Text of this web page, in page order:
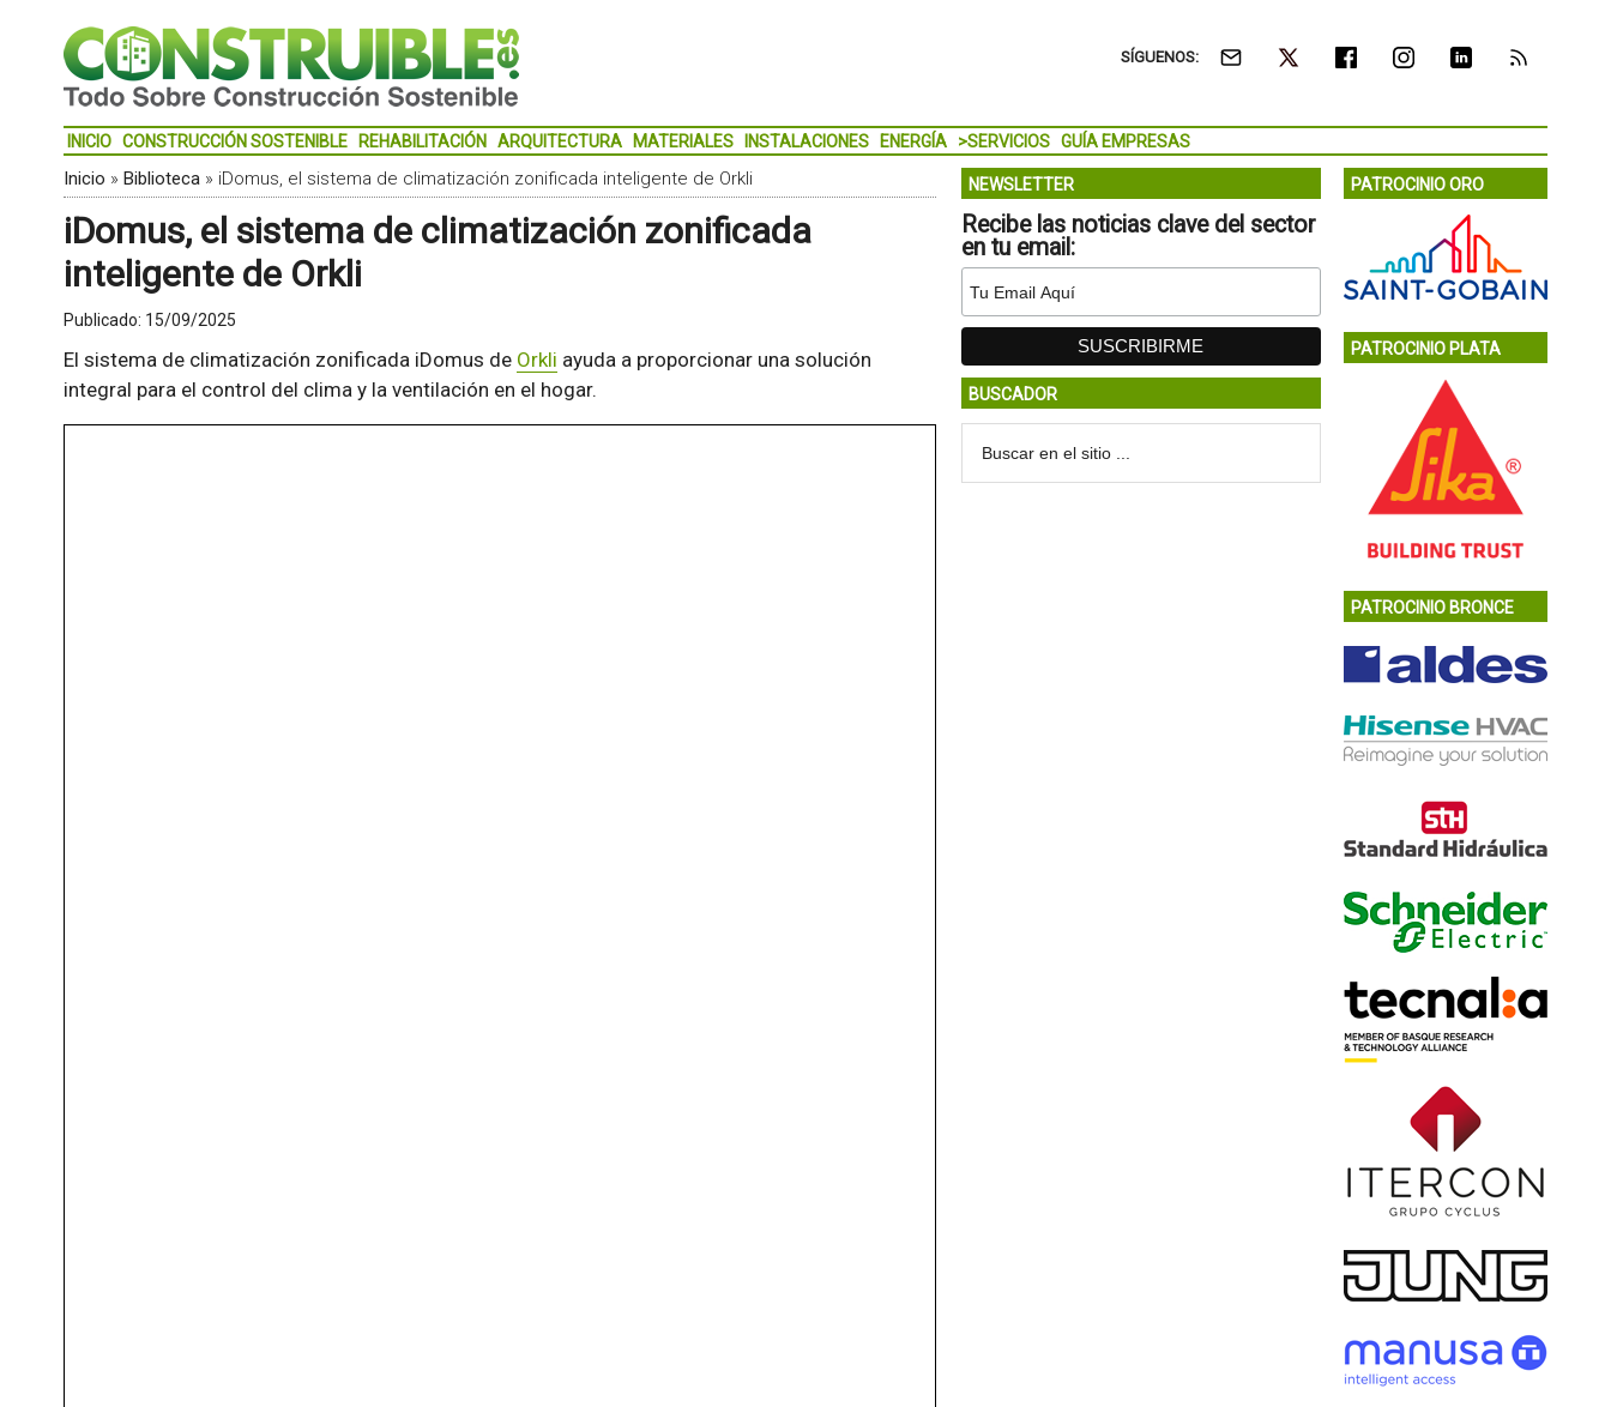
SÍGUENOS:
INICIO CONSTRUCCIÓN SOSTENIBLE REHABILITACIÓN ARQUITECTURA MATERIALES INSTALACIONES ENERGÍA >SERVICIOS GUÍA EMPRESAS
Inicio » Biblioteca» iDomus, el sistema de climatización zonificada inteligente de Orkli
iDomus, el sistema de climatización zonificada
inteligente de Orkli
Publicado: 15/09/2025
El sistema de climatización zonificada iDomus de Orkli ayuda a proporcionar una solución
integral para el control del clima y la ventilación en el hogar.
NEWSLETTER
Recibe las noticias clave del sector
en tu email:
BUSCADOR
PATROCINIO ORO
PATROCINIO PLATA
PATROCINIO BRONCE